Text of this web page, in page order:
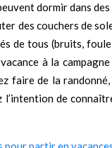
dormir dans des
des couchers de
de tous (bruits,
à la
faire de la
l’intention de